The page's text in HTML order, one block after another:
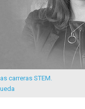
carreras STEM.